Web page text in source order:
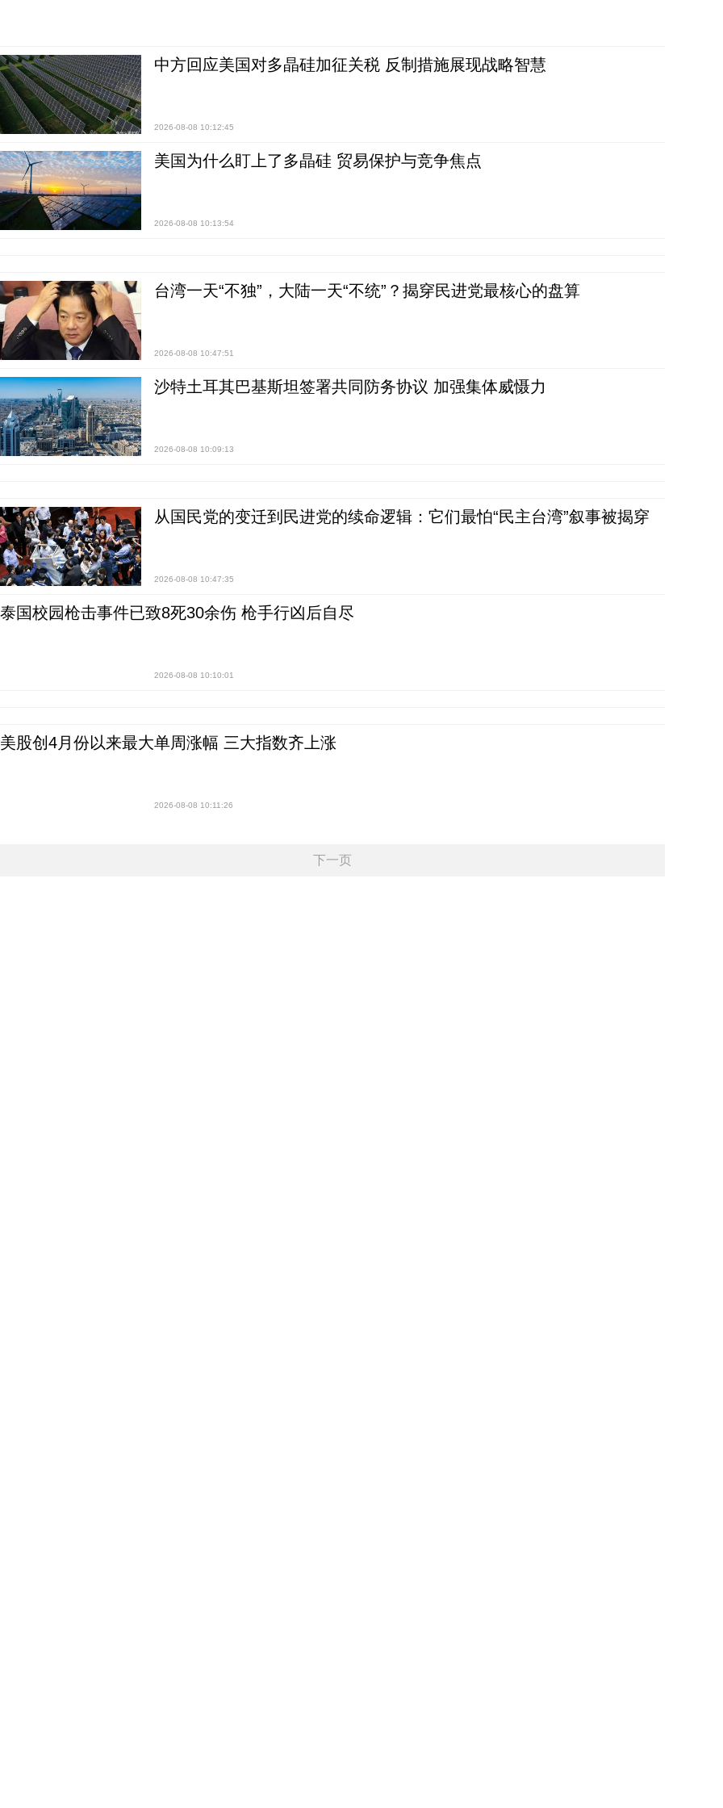
中方回应美国对多晶硅加征关税 反制措施展现战略智慧
2026-08-08 10:12:45
美国为什么盯上了多晶硅 贸易保护与竞争焦点
2026-08-08 10:13:54
台湾一天“不独”，大陆一天“不统”？揭穿民进党最核心的盘算
2026-08-08 10:47:51
沙特土耳其巴基斯坦签署共同防务协议 加强集体威慑力
2026-08-08 10:09:13
从国民党的变迁到民进党的续命逻辑：它们最怕“民主台湾”叙事被揭穿
2026-08-08 10:47:35
泰国校园枪击事件已致8死30余伤 枪手行凶后自尽
2026-08-08 10:10:01
美股创4月份以来最大单周涨幅 三大指数齐上涨
2026-08-08 10:11:26
下一页